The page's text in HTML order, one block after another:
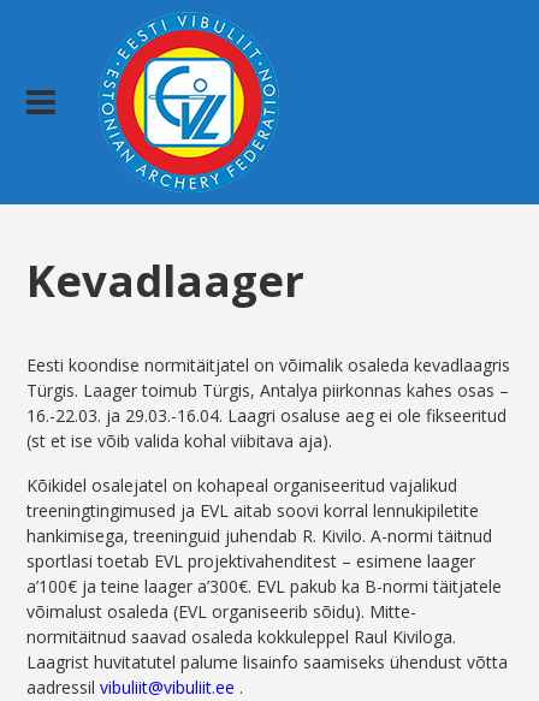
Kevadlaager
Eesti koondise normitäitjatel on võimalik osaleda kevadlaagris
Türgis. Laager toimub Türgis, Antalya piirkonnas kahes osas –
16.-22.03. ja 29.03.-16.04. Laagri osaluse aeg ei ole fikseeritud
(st et ise võib valida kohal viibitava aja).
Kõikidel osalejatel on kohapeal organiseeritud vajalikud
treeningtingimused ja EVL aitab soovi korral lennukipiletite
hankimisega, treeninguid juhendab R. Kivilo. A-normi täitnud
sportlasi toetab EVL projektivahenditest – esimene laager
a’100€ ja teine laager a’300€. EVL pakub ka B-normi täitjatele
võimalust osaleda (EVL organiseerib sõidu). Mitte-
normitäitnud saavad osaleda kokkuleppel Raul Kiviloga.
Laagrist huvitatutel palume lisainfo saamiseks ühendust võtta
aadressilvibuliit@vibuliit.ee .